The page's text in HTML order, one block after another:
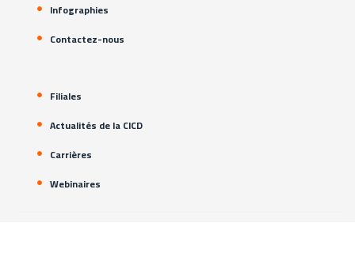
Infographies
Contactez-nous
Filiales
Actualités de la CICD
Carrières
Webinaires